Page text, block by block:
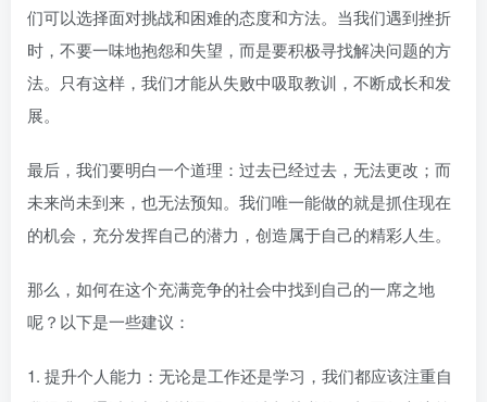
们可以选择面对挑战和困难的态度和方法。当我们遇到挫折
时，不要一味地抱怨和失望，而是要积极寻找解决问题的方
法。只有这样，我们才能从失败中吸取教训，不断成长和发
展。
最后，我们要明白一个道理：过去已经过去，无法更改；而
未来尚未到来，也无法预知。我们唯一能做的就是抓住现在
的机会，充分发挥自己的潜力，创造属于自己的精彩人生。
那么，如何在这个充满竞争的社会中找到自己的一席之地
呢？以下是一些建议：
1. 提升个人能力：无论是工作还是学习，我们都应该注重自